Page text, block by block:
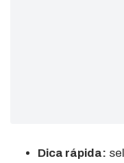
Dica rápida: